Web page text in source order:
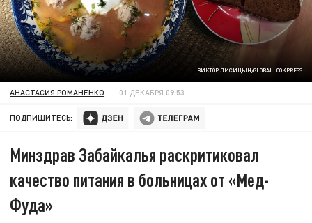
ВИКТОР ЛИСИЦЫН/GLOBALLOOKPRESS
АНАСТАСИЯ РОМАНЕНКО 01 ДЕКАБРЯ 09:53
ПОДПИШИТЕСЬ:
Минздрав Забайкалья раскритиковал
качество питания в больницах от «Мед-
Фуда»